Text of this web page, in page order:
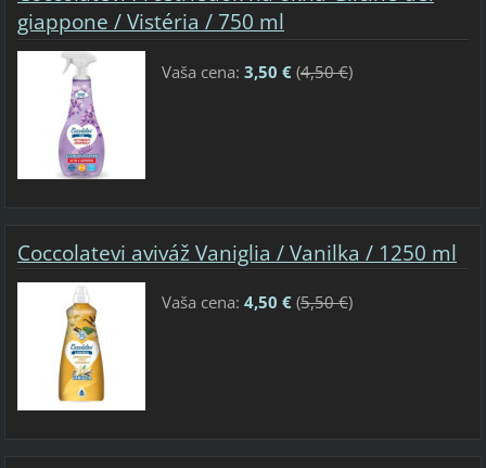
giappone / Vistéria / 750 ml
Vaša cena: 3,50 €(4,50 €)
Coccolatevi aviváž Vaniglia / Vanilka / 1250 ml
Vaša cena: 4,50 €(5,50 €)